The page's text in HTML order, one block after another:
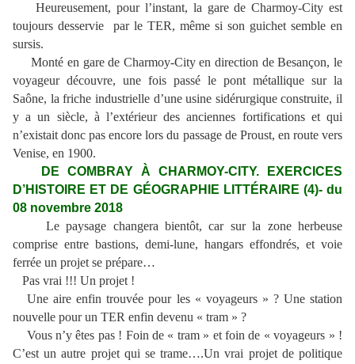
Heureusement, pour l’instant, la gare de Charmoy-City est
toujours desservie par le TER, même si son guichet semble en
sursis.
Monté en gare de Charmoy-City en direction de Besançon, le
voyageur découvre, une fois passé le pont métallique sur la
Saône, la friche industrielle d’une usine sidérurgique construite, il
y a un siècle, à l’extérieur des anciennes fortifications et qui
n’existait donc pas encore lors du passage de Proust, en route vers
Venise, en 1900.
DE COMBRAY À CHARMOY-CITY. EXERCICES
D’HISTOIRE ET DE GÉOGRAPHIE LITTÉRAIRE (4)- du
08 novembre 2018
Le paysage changera bientôt, car sur la zone herbeuse
comprise entre bastions, demi-lune, hangars effondrés, et voie
ferrée un projet se prépare…
Pas vrai !!! Un projet !
Une aire enfin trouvée pour les « voyageurs » ? Une station
nouvelle pour un TER enfin devenu « tram » ?
Vous n’y êtes pas ! Foin de « tram » et foin de « voyageurs » !
C’est un autre projet qui se trame….Un vrai projet de politique